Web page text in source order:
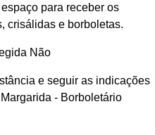
para receber os
crisálidas e borboletas.
Não
e seguir as indicações
- Borboletário